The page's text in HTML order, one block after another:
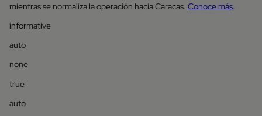
mientras se normaliza la operación hacia Caracas. Conoce más.
informative
auto
none
true
auto